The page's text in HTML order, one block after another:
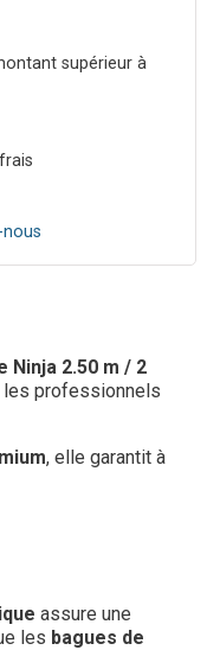
supérieur à
2.50 m / 2
les professionnels
, elle garantit à
assure une
les bagues de